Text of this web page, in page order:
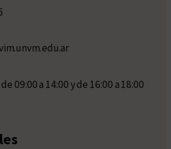
09:00 a 14:00 y de 16:00 a 18:00